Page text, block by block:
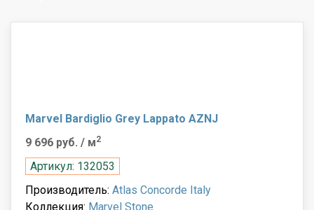
Marvel Bardiglio Grey Lappato AZNJ
9 696 руб. / м2
Артикул: 132053
Производитель: Atlas Concorde Italy
Коллекция: Marvel Stone